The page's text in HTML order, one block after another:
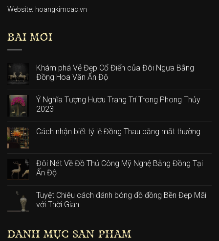
Website: hoangkimcac.vn
BÀI MỚI
Khám phá Vẻ Đẹp Cổ Điển của Đôi Ngựa Bằng
Đồng Hoa Văn Ấn Độ
Ý Nghĩa Tượng Hươu Trang Trí Trong Phong Thủy
2023
Cách nhận biết tỷ lệ Đồng Thau bằng mắt thường
Đôi Nét Về Đồ Thủ Công Mỹ Nghệ Bằng Đồng Tại
Ấn Độ
Tuyệt Chiêu cách đánh bóng đồ đồng Bền Đẹp Mãi
với Thời Gian
DANH MỤC SẢN PHẨM